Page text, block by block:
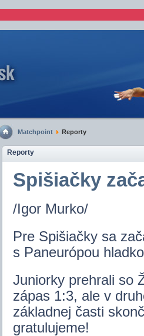
Matchpoint Reporty
Reporty
Spišiačky
/Igor Murko/
Pre Spišiačky sa
s Paneurópou
Juniorky prehrali so
zápas 1:3, ale v
základnej časti
gratulujeme!